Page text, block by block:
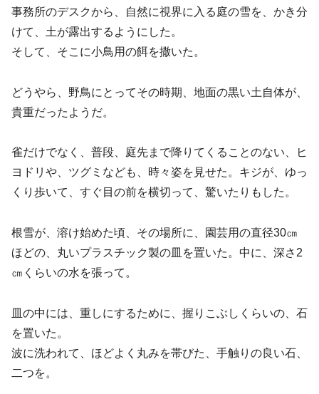
事務所のデスクから、自然に視界に入る庭の雪を、かき分
けて、土が露出するようにした。
そして、そこに小鳥用の餌を撒いた。
どうやら、野鳥にとってその時期、地面の黒い土自体が、
貴重だったようだ。
雀だけでなく、普段、庭先まで降りてくることのない、ヒ
ヨドリや、ツグミなども、時々姿を見せた。キジが、ゆっ
くり歩いて、すぐ目の前を横切って、驚いたりもした。
根雪が、溶け始めた頃、その場所に、園芸用の直径30㎝
ほどの、丸いプラスチック製の皿を置いた。中に、深さ2
㎝くらいの水を張って。
皿の中には、重しにするために、握りこぶしくらいの、石
を置いた。
波に洗われて、ほどよく丸みを帯びた、手触りの良い石、
二つを。